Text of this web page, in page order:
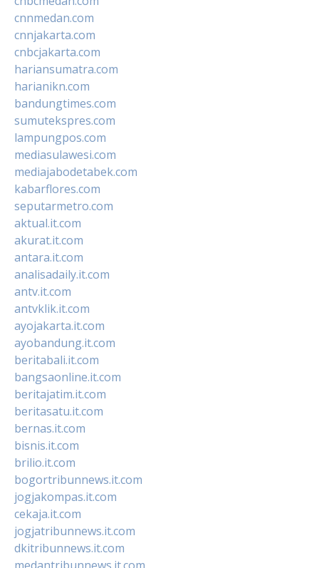
cnnmedan.com
cnnjakarta.com
cnbcjakarta.com
hariansumatra.com
harianikn.com
bandungtimes.com
sumutekspres.com
lampungpos.com
mediasulawesi.com
mediajabodetabek.com
kabarflores.com
seputarmetro.com
aktual.it.com
akurat.it.com
antara.it.com
analisadaily.it.com
antv.it.com
antvklik.it.com
ayojakarta.it.com
ayobandung.it.com
beritabali.it.com
bangsaonline.it.com
beritajatim.it.com
beritasatu.it.com
bernas.it.com
bisnis.it.com
brilio.it.com
bogortribunnews.it.com
jogjakompas.it.com
cekaja.it.com
jogjatribunnews.it.com
dkitribunnews.it.com
medantribunnews.it.com